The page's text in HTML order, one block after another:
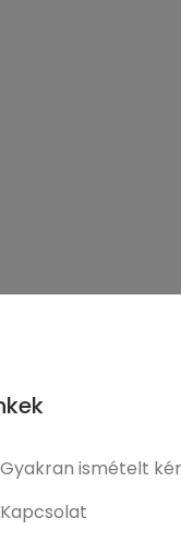
Gyakran ismételt
Kapcsolat